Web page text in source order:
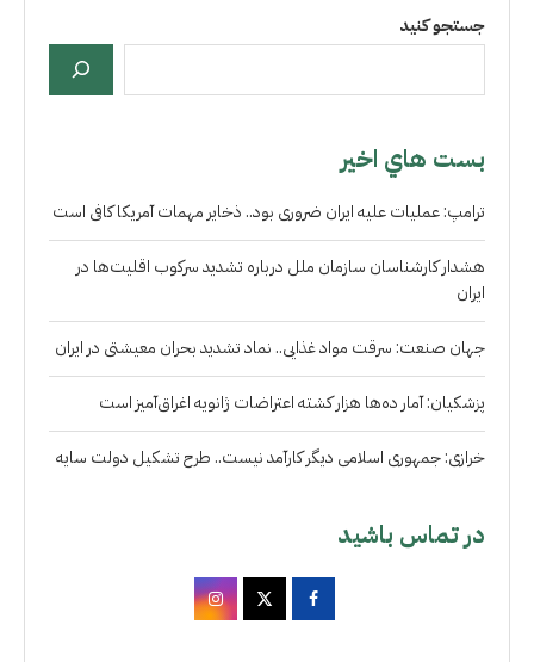
جستجو کنید
بست هاي اخير
ترامپ: عملیات علیه ایران ضروری بود.. ذخایر مهمات آمریکا کافی است
هشدار کارشناسان سازمان ملل درباره تشدید سرکوب اقلیت‌ها در
ایران
جهان صنعت: سرقت مواد غذایی.. نماد تشدید بحران معیشتی در ایران
پزشکیان: آمار ده‌ها هزار کشته اعتراضات ژانویه اغراق‌آمیز است
خرازی: جمهوری اسلامی دیگر کارآمد نیست.. طرح تشکیل دولت سایه
در تماس باشید